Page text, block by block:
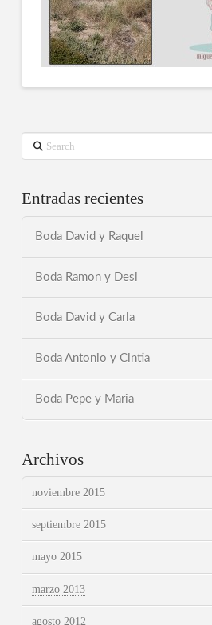
Search
Entradas recientes
Boda David y Raquel
Boda Ramon y Desi
Boda David y Carla
Boda Antonio y Cintia
Boda Pepe y Maria
Archivos
noviembre 2015
septiembre 2015
mayo 2015
marzo 2013
agosto 2012